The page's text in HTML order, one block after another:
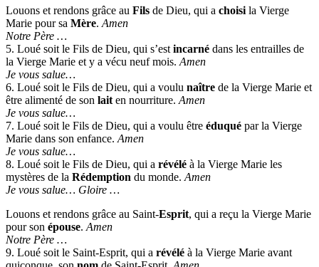
Louons et rendons grâce au Fils de Dieu, qui a choisi la Vierge
Marie pour sa Mère. Amen
Notre Père …
5. Loué soit le Fils de Dieu, qui s’est incarné dans les entrailles de
la Vierge Marie et y a vécu neuf mois. Amen
Je vous salue…
6. Loué soit le Fils de Dieu, qui a voulu naître de la Vierge Marie et
être alimenté de son lait en nourriture. Amen
Je vous salue…
7. Loué soit le Fils de Dieu, qui a voulu être éduqué par la Vierge
Marie dans son enfance. Amen
Je vous salue…
8. Loué soit le Fils de Dieu, qui a révélé à la Vierge Marie les
mystères de la Rédemption du monde. Amen
Je vous salue… Gloire …
Louons et rendons grâce au Saint-Esprit, qui a reçu la Vierge Marie
pour son épouse. Amen
Notre Père …
9. Loué soit le Saint-Esprit, qui a révélé à la Vierge Marie avant